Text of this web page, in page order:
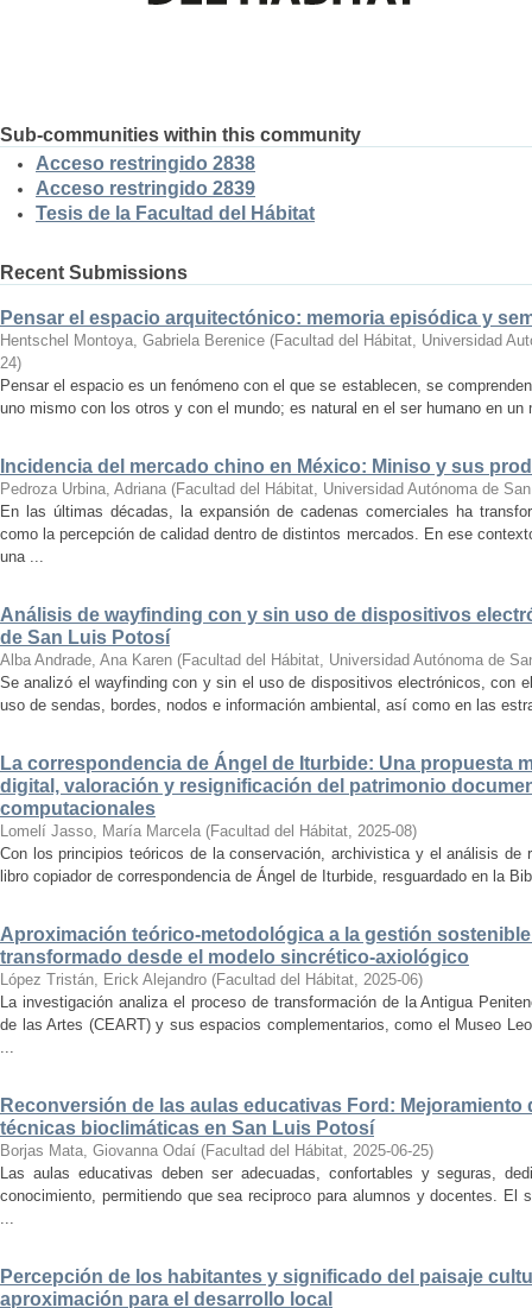
Sub-communities within this community
Acceso restringido 2838
Acceso restringido 2839
Tesis de la Facultad del Hábitat
Recent Submissions
Pensar el espacio arquitectónico: memoria episódica y
Hentschel Montoya, Gabriela Berenice (Facultad del Hábitat, Universidad
24)
Pensar el espacio es un fenómeno con el que se establecen, se
uno mismo con los otros y con el mundo; es natural en el ser humano en
Incidencia del mercado chino en México: Miniso y sus
Pedroza Urbina, Adriana (Facultad del Hábitat, Universidad Autónoma de
En las últimas décadas, la expansión de cadenas comerciales ha
como la percepción de calidad dentro de distintos mercados. En ese
una ...
Análisis de wayfinding con y sin uso de dispositivos
de San Luis Potosí
Alba Andrade, Ana Karen (Facultad del Hábitat, Universidad Autónoma de
Se analizó el wayfinding con y sin el uso de dispositivos electrónicos, con
uso de sendas, bordes, nodos e información ambiental, así como en las
La correspondencia de Ángel de Iturbide: Una propuesta
digital, valoración y resignificación del patrimonio
computacionales
Lomelí Jasso, María Marcela (Facultad del Hábitat, 2025-08)
Con los principios teóricos de la conservación, archivistica y el análisis de
libro copiador de correspondencia de Ángel de Iturbide, resguardado en la
Aproximación teórico-metodológica a la gestión
transformado desde el modelo sincrético-axiológico
López Tristán, Erick Alejandro (Facultad del Hábitat, 2025-06)
La investigación analiza el proceso de transformación de la Antigua
de las Artes (CEART) y sus espacios complementarios, como el Museo
...
Reconversión de las aulas educativas Ford:
técnicas bioclimáticas en San Luis Potosí
Borjas Mata, Giovanna Odaí (Facultad del Hábitat, 2025-06-25)
Las aulas educativas deben ser adecuadas, confortables y seguras,
conocimiento, permitiendo que sea reciproco para alumnos y docentes. El
...
Percepción de los habitantes y significado del paisaje
aproximación para el desarrollo local